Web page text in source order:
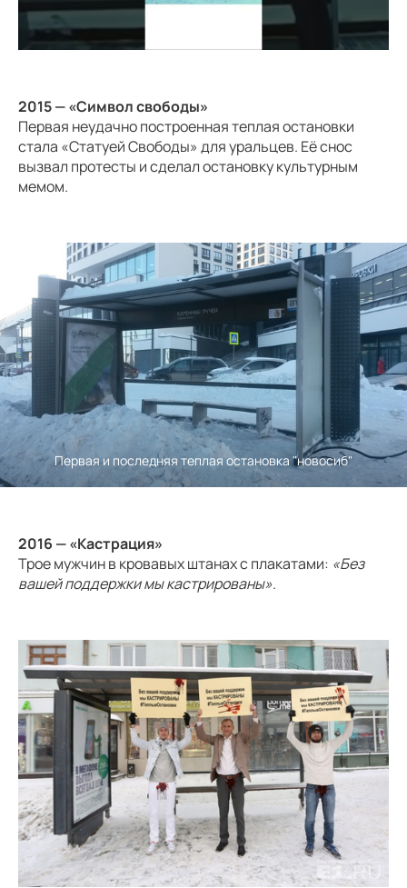
2015 — «Символ свободы»
Первая неудачно построенная теплая остановки
стала «Статуей Свободы» для уральцев. Её снос
вызвал протесты и сделал остановку культурным
мемом.
"новосиб"
Фрагмент текста проекта
«Бесславные ублюдки: тёплые
остановки» о холодных
панелях, инфракрасном
обогревателе и
неэффективности остановки.
2016 — «Кастрация»
Трое мужчин в кровавых штанах с плакатами: «Без
вашей поддержки мы кастрированы».